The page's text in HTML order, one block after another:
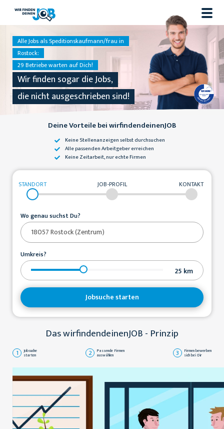
Alle Jobs als Speditionskaufmann/frau in
Rostock:
29 Betriebe warten auf Dich!
Wir finden sogar die Jobs,
die nicht ausgeschrieben sind!
Deine Vorteile bei wirfindendeinenJOB
Keine Stellenanzeigenselbst durchsuchen
Alle passendenArbeitgeber erreichen
Keine Zeitarbeit,nur echte Firmen
STANDORT JOB-PROFIL KONTAKT
Wo genau suchst Du?
Umkreis?
25 km
Jobsuche starten
Das wirfindendeinenJOB - Prinzip
1 Jobsuche
starten 2 Passende Firmen
auswählen 3 Firmen bewerben
sich bei Dir